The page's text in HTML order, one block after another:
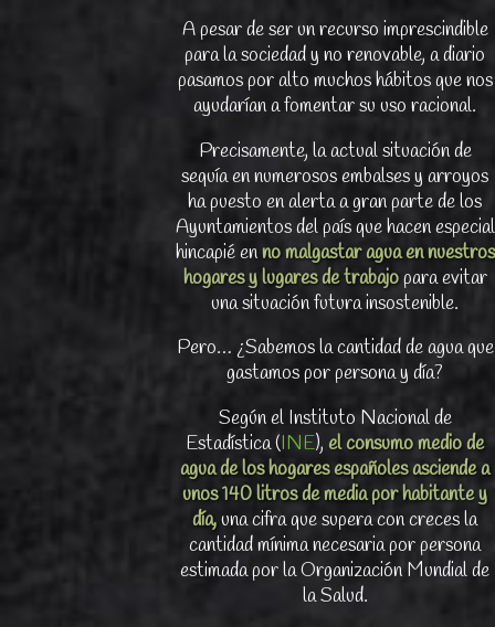
A pesar de ser un recurso imprescindible
para la sociedad y no renovable, a diario
pasamos por alto muchos hábitos que nos
ayudarían a fomentar su uso racional.
Precisamente, la actual situación de
sequía en numerosos embalses y arroyos
ha puesto en alerta a gran parte de los
Ayuntamientos del país que hacen especial
hincapié enno malgastar agua en nuestros
hogaresy lugares de trabajopara evitar
una situación futura insostenible.
Pero… ¿Sabemos la cantidad de agua que
gastamos por persona y día?
Según el Instituto Nacional de
Estadística (INE), el consumo medio de
agua de los hogares españoles asciende a
unos 140 litros de media por habitante y
día,una cifra que supera con creces la
cantidad mínima necesaria por persona
estimada por la Organización Mundial de
la Salud.